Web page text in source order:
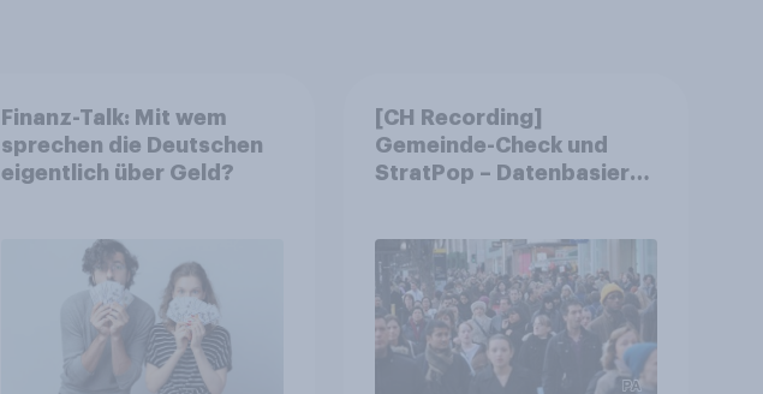
Finanz-Talk: Mit wem
sprechen die Deutschen
eigentlich über Geld?
[CH Recording]
Gemeinde-Check und
StratPop – Datenbasierte